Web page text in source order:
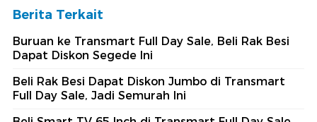
Berita Terkait
Buruan ke Transmart Full Day Sale, Beli Rak Besi
Dapat Diskon Segede Ini
Beli Rak Besi Dapat Diskon Jumbo di Transmart
Full Day Sale, Jadi Semurah Ini